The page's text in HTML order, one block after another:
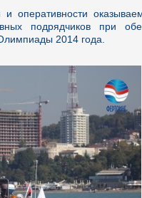
и оперативности
подрядчиков при
2014 года.